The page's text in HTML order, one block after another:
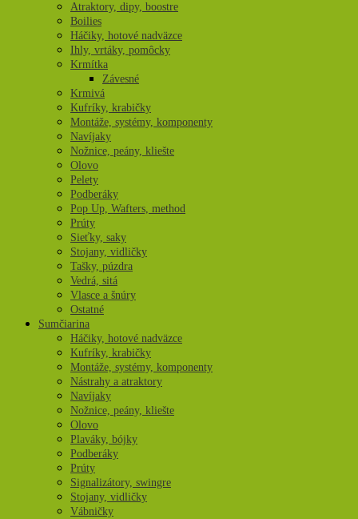
Atraktory, dipy, boostre
Boilies
Háčiky, hotové nadväzce
Ihly, vrtáky, pomôcky
Krmítka
Závesné
Krmivá
Kufríky, krabičky
Montáže, systémy, komponenty
Navíjaky
Nožnice, peány, kliešte
Olovo
Pelety
Podberáky
Pop Up, Wafters, method
Prúty
Sieťky, saky
Stojany, vidličky
Tašky, púzdra
Vedrá, sitá
Vlasce a šnúry
Ostatné
Sumčiarina
Háčiky, hotové nadväzce
Kufríky, krabičky
Montáže, systémy, komponenty
Nástrahy a atraktory
Navíjaky
Nožnice, peány, kliešte
Olovo
Plaváky, bójky
Podberáky
Prúty
Signalizátory, swingre
Stojany, vidličky
Vábničky